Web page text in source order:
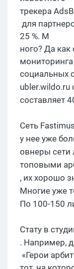
трекера
для
25 %. М
ного? Да как
социальных
ubler.wildo.ru
составляет
Сеть Fastimus
у нее уже
овнеры
топовыми
, их хорошо
Многие уже
По 100-150
Стату в
. Например,
«Герои